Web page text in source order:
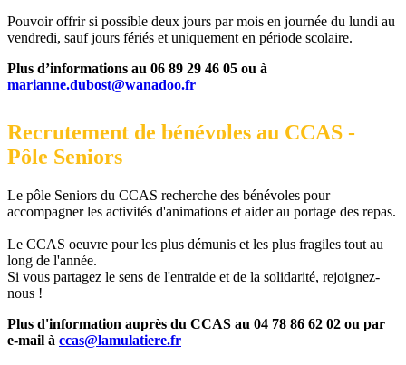
Pouvoir offrir si possible deux jours par mois en journée du lundi au
vendredi, sauf jours fériés et uniquement en période scolaire.
Plus d’informations au 06 89 29 46 05 ou à
marianne.dubost@wanadoo.fr
Recrutement de bénévoles au CCAS -
Pôle Seniors
Le pôle Seniors du CCAS recherche des bénévoles pour
accompagner les activités d'animations et aider au portage des repas.
Le CCAS oeuvre pour les plus démunis et les plus fragiles tout au
long de l'année.
Si vous partagez le sens de l'entraide et de la solidarité, rejoignez-
nous !
Plus d'information auprès du CCAS au 04 78 86 62 02 ou par
e-mail à ccas@lamulatiere.fr